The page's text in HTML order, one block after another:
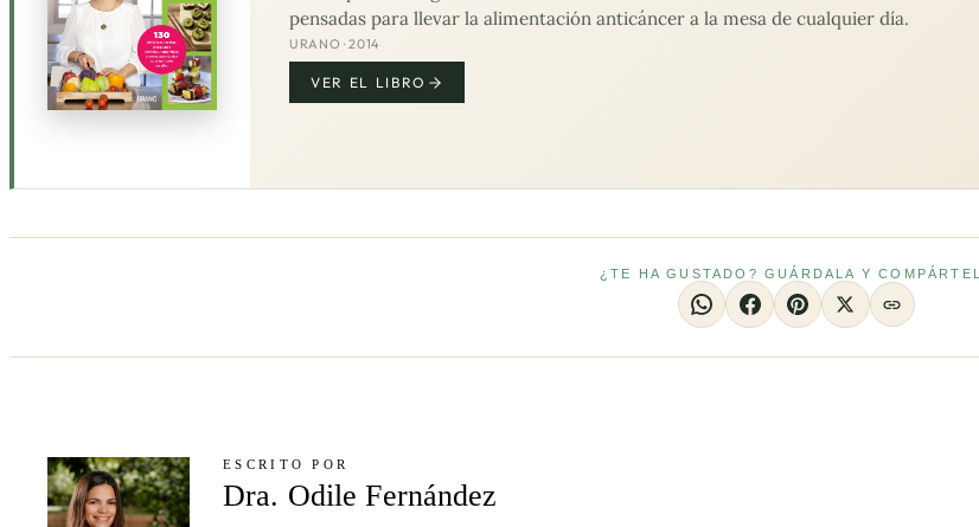
pensadas para llevar la alimentación anticáncer a la mesa de cualquier día.
URANO · 2014
VER EL LIBRO
¿TE HA GUSTADO? GUÁRDALA Y
ESCRITO POR
Dra. Odile Fernández